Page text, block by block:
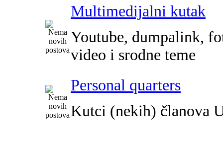
Multimedijalni kutak
Youtube, dumpalink,
video i srodne teme
Personal quarters
Kutci (nekih) članova